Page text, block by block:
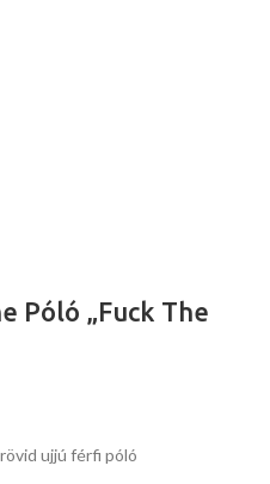
Póló „Fuck The
ujjú férfi póló